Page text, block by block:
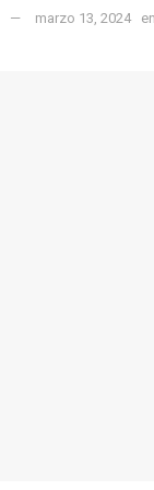
marzo 13, 2024 en